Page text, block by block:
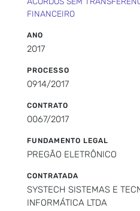
FINANCEIRO
ANO
2017
PROCESSO
0914/2017
CONTRATO
0067/2017
FUNDAMENTO LEGAL
PREGÃO ELETRÔNICO
CONTRATADA
SYSTECH SISTEMAS E
INFORMÁTICA LTDA